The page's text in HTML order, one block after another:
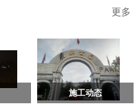
更多
施工动态